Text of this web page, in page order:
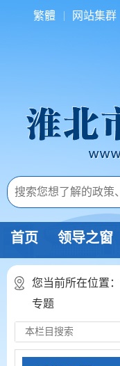
繁體 网站集群
首页 领导之窗
您当前所在位置：
专题